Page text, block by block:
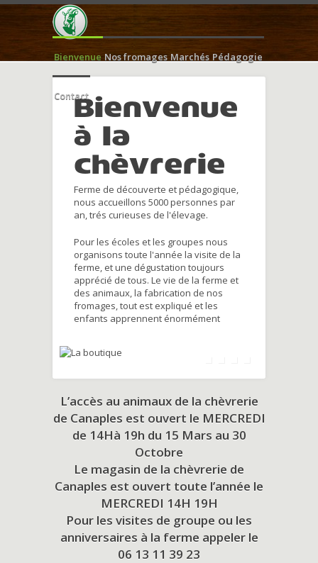
Bienvenue Nos fromages Marchés Pédagogie
ContactBienvenue
à la
chèvrerie
Ferme de découverte et pédagogique,
nous accueillons 5000 personnes par
an, trés curieuses de l'élevage.
Pour les écoles et les groupes nous
organisons toute l'année la visite de la
ferme, et une dégustation toujours
apprécié de tous. Le vie de la ferme et
des animaux, la fabrication de nos
fromages, tout est expliqué et les
enfants apprennent énormément
L’accès au animaux de la chèvrerie
de Canaples est ouvert le MERCREDI
de 14Hà 19h du 15 Mars au 30
Octobre
Le magasin de la chèvrerie de
Canaples est ouvert toute l’année le
MERCREDI 14H 19H
Pour les visites de groupe ou les
anniversaires à la ferme appeler le
06 13 11 39 23